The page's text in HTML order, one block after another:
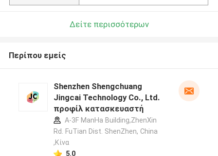
Δείτε περισσότερων
Περίπου εμείς
Shenzhen Shengchuang
Jingcai Technology Co., Ltd.
προφίλ κατασκευαστή
A-3F ManHa Building,ZhenXin
Rd. FuTian Dist. ShenZhen, China
,Κίνα
5.0